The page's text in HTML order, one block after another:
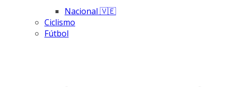
Nacional 🇻🇪
Ciclismo
Fútbol